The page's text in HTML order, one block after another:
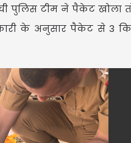
पुलिस टीम ने पैकेट खोला
के अनुसार पैकेट से 3